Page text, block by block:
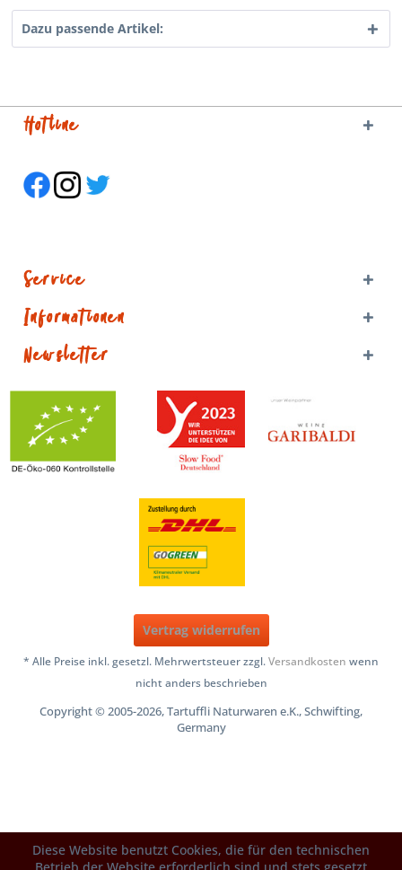
Dazu passende Artikel:
Hotline
Service
Informationen
Newsletter
Vertrag widerrufen
* Alle Preise inkl. gesetzl. Mehrwertsteuer zzgl.Versandkosten wenn
nicht anders beschrieben
Copyright © 2005-2026, Tartuffli Naturwaren e.K., Schwifting,
Germany
Diese Website benutzt Cookies, die für den technischen